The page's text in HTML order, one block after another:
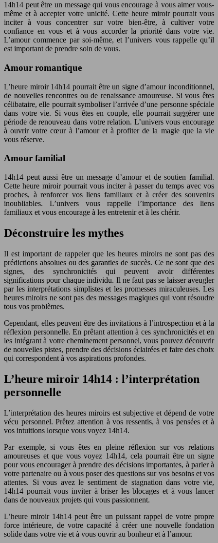
14h14 peut être un message qui vous encourage à vous aimer vous-
même et à accepter votre unicité. Cette heure miroir pourrait vous
inciter à vous concentrer sur votre bien-être, à cultiver votre
confiance en vous et à vous accorder la priorité dans votre vie.
L’amour commence par soi-même, et l’univers vous rappelle qu’il
est important de prendre soin de vous.
Amour romantique
L’heure miroir 14h14 pourrait être un signe d’amour inconditionnel,
de nouvelles rencontres ou de renaissance amoureuse. Si vous êtes
célibataire, elle pourrait symboliser l’arrivée d’une personne spéciale
dans votre vie. Si vous êtes en couple, elle pourrait suggérer une
période de renouveau dans votre relation. L’univers vous encourage
à ouvrir votre cœur à l’amour et à profiter de la magie que la vie
vous réserve.
Amour familial
14h14 peut aussi être un message d’amour et de soutien familial.
Cette heure miroir pourrait vous inciter à passer du temps avec vos
proches, à renforcer vos liens familiaux et à créer des souvenirs
inoubliables. L’univers vous rappelle l’importance des liens
familiaux et vous encourage à les entretenir et à les chérir.
Déconstruire les mythes
Il est important de rappeler que les heures miroirs ne sont pas des
prédictions absolues ou des garanties de succès. Ce ne sont que des
signes, des synchronicités qui peuvent avoir différentes
significations pour chaque individu. Il ne faut pas se laisser aveugler
par les interprétations simplistes et les promesses miraculeuses. Les
heures miroirs ne sont pas des messages magiques qui vont résoudre
tous vos problèmes.
Cependant, elles peuvent être des invitations à l’introspection et à la
réflexion personnelle. En prêtant attention à ces synchronicités et en
les intégrant à votre cheminement personnel, vous pouvez découvrir
de nouvelles pistes, prendre des décisions éclairées et faire des choix
qui correspondent à vos aspirations profondes.
L’heure miroir 14h14 : l’interprétation
personnelle
L’interprétation des heures miroirs est subjective et dépend de votre
vécu personnel. Prêtez attention à vos ressentis, à vos pensées et à
vos intuitions lorsque vous voyez 14h14.
Par exemple, si vous êtes en pleine réflexion sur vos relations
amoureuses et que vous voyez 14h14, cela pourrait être un signe
pour vous encourager à prendre des décisions importantes, à parler à
votre partenaire ou à vous poser des questions sur vos besoins et vos
attentes. Si vous avez le sentiment de stagnation dans votre vie,
14h14 pourrait vous inviter à briser les blocages et à vous lancer
dans de nouveaux projets qui vous passionnent.
L’heure miroir 14h14 peut être un puissant rappel de votre propre
force intérieure, de votre capacité à créer une nouvelle fondation
solide dans votre vie et à vous ouvrir au bonheur et à l’amour.